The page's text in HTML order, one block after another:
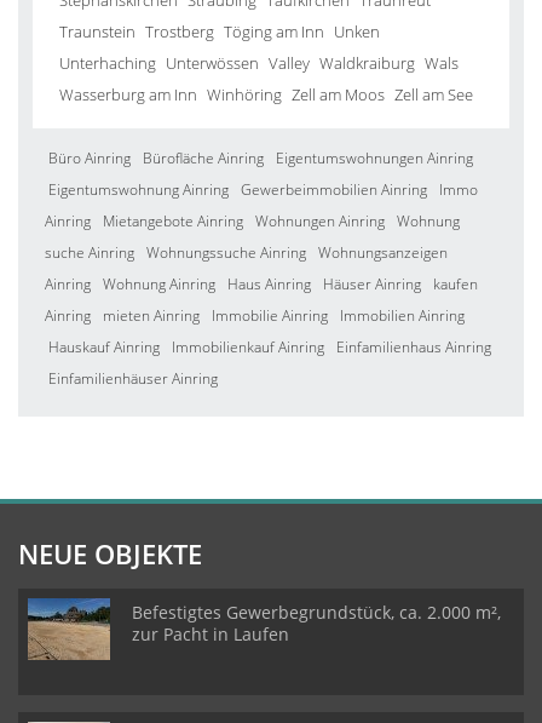
Traunstein Trostberg Töging am Inn Unken
Unterhaching Unterwössen Valley Waldkraiburg Wals
Wasserburg am Inn Winhöring Zell am Moos Zell am See
Büro Ainring Bürofläche Ainring
Eigentumswohnungen Ainring
Eigentumswohnung Ainring Gewerbeimmobilien Ainring
Immo
Ainring
Mietangebote Ainring Wohnungen Ainring Wohnung
suche Ainring Wohnungssuche Ainring Wohnungsanzeigen
Ainring Wohnung Ainring Haus Ainring Häuser Ainring
kaufen
Ainring
mieten Ainring Immobilie Ainring
Immobilien Ainring
Hauskauf Ainring
Immobilienkauf Ainring
Einfamilienhaus Ainring
Einfamilienhäuser Ainring
NEUE OBJEKTE
Befestigtes Gewerbegrundstück, ca. 2.000 m²,
zur Pacht in Laufen